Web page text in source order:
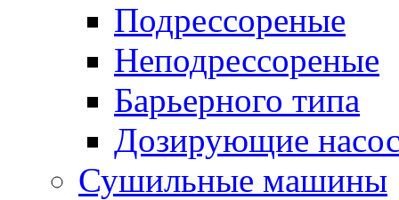
Подрессореные
Неподрессореные
Барьерного типа
Дозирующие
Сушильные машины